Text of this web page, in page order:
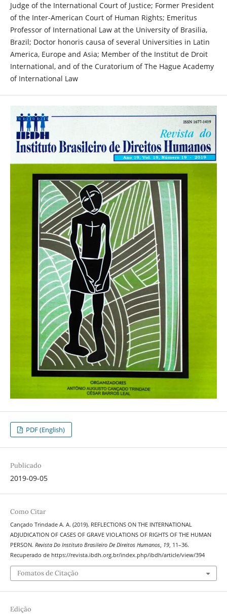
Judge of the International Court of Justice; Former President
of the Inter-American Court of Human Rights; Emeritus
Professor of International Law at the University of Brasilia,
Brazil; Doctor honoris causa of several Universities in Latin
America, Europe and Asia; Member of the Institut de Droit
International, and of the Curatorium of The Hague Academy
of International Law
PDF (English)
Publicado
2019-09-05
Como Citar
Cançado Trindade A. A. (2019). REFLECTIONS ON THE INTERNATIONAL
ADJUDICATION OF CASES OF GRAVE VIOLATIONS OF RIGHTS OF THE HUMAN
PERSON. Revista Do Instituto Brasileiro De Direitos Humanos, 19, 11–36.
Recuperado de https://revista.ibdh.org.br/index.php/ibdh/article/view/394
Fomatos de Citação
Edição